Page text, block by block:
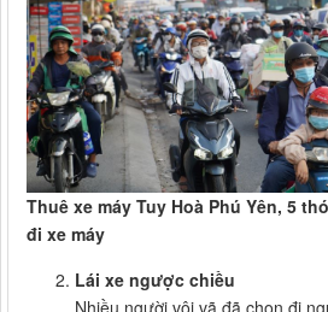
Thuê xe máy Tuy Hoà Phú Yên, 5
đi xe máy
Lái xe ngược chiều
Nhiều người vội vã đã chọn đi